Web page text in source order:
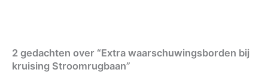
2 gedachten over “Extra waarschuwingsborden bij
kruising Stroomrugbaan”